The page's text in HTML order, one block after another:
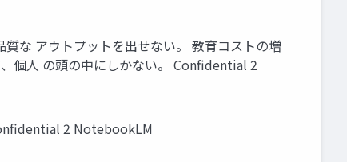
な アウトプットを出せない。 教育コストの増
個人 の頭の中にしかない。 Confidential 2
2 NotebookLM